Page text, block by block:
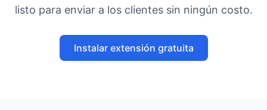
listo para enviar a los clientes sin ningún costo.
Instalar extensión gratuita